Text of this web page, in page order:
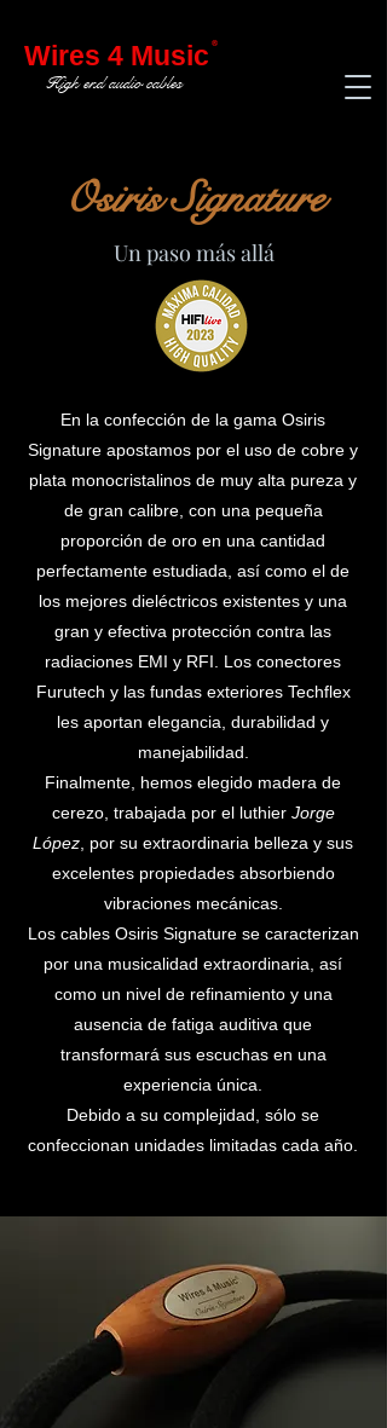
®
Wires 4 Music
High end audio cables
Osiris Signature
Un paso más allá
En la confección de la gama Osiris
Signature apostamos por el uso de cobre y
plata monocristalinos de muy alta pureza y
de gran calibre, con una pequeña
proporción de oro en una cantidad
perfectamente estudiada, así como el de
los mejores dieléctricos existentes y una
gran y efectiva protección contra las
radiaciones EMI y RFI. Los conectores
Furutech y las fundas exteriores Techflex
les aportan elegancia, durabilidad y
manejabilidad.
Finalmente, hemos elegido madera de
cerezo, trabajada por el luthier Jorge
López , por su extraordinaria belleza y sus
excelentes propiedades absorbiendo
vibraciones mecánicas.
Los cables Osiris Signature se caracterizan
por una musicalidad extraordinaria, así
como un nivel de refinamiento y una
ausencia de fatiga auditiva que
transformará sus escuchas en una
experiencia única.
Debido a su complejidad, sólo se
confeccionan unidades limitadas cada año.